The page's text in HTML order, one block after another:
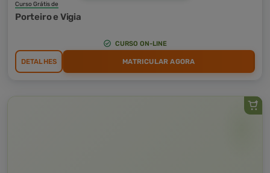
Curso Grátis de
Porteiro e Vigia
CURSO ON-LINE
DETALHES MATRICULAR AGORA